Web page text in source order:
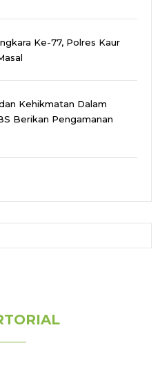
Ke-77, Polres Kaur
Kehikmatan Dalam
Berikan Pengamanan